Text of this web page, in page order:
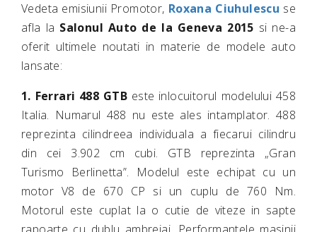
Vedeta emisiunii Promotor, Roxana Ciuhulescu se
afla la Salonul Auto de la Geneva 2015 si ne-a
oferit ultimele noutati in materie de modele auto
lansate:
1. Ferrari 488 GTB este inlocuitorul modelului 458
Italia. Numarul 488 nu este ales intamplator. 488
reprezinta cilindreea individuala a fiecarui cilindru
din cei 3.902 cm cubi. GTB reprezinta „Gran
Turismo Berlinetta”. Modelul este echipat cu un
motor V8 de 670 CP si un cuplu de 760 Nm.
Motorul este cuplat la o cutie de viteze in sapte